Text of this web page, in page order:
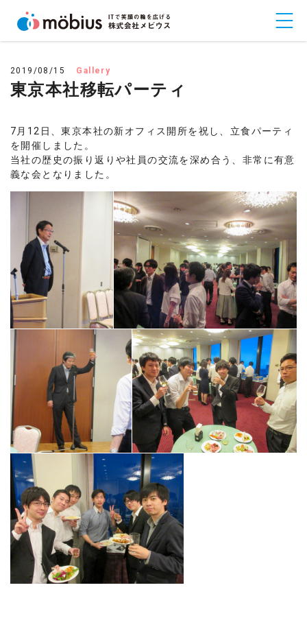
2019/08/15 Gallery
東京本社移転パーティ
7月12日、東京本社の新オフィス開所を祝し、立食パーティ
を開催しました。
当社の歴史の振り返りや社員の交流を深め合う、非常に有意
義な会となりました。